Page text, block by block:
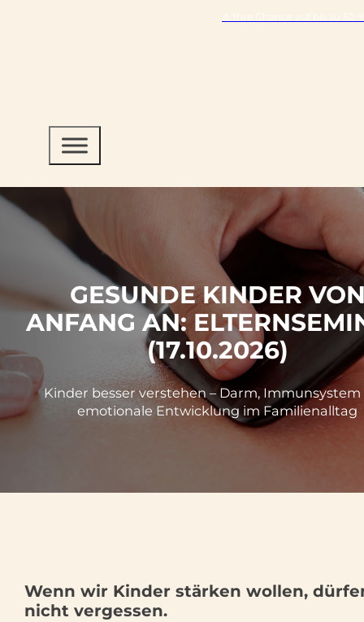
⚠️ Ihre Chance auf bis zu
GESUNDE KINDER
ANFANG AN:
(17.10.2026)
Kinder besser verstehen – Darm,
emotionale Entwicklung im Familienalltag
Wenn wir Kinder stärken wollen,
nicht vergessen.